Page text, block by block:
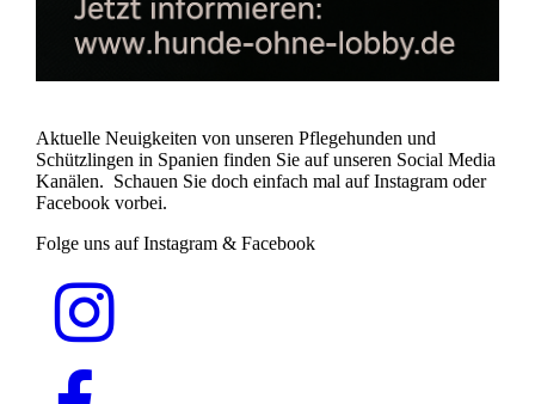
Aktuelle Neuigkeiten von unseren Pflegehunden und
Schützlingen in Spanien finden Sie auf unseren Social Media
Kanälen. Schauen Sie doch einfach mal auf Instagram oder
Facebook vorbei.
Folge uns auf Instagram & Facebook